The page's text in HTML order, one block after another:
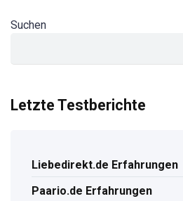
Suchen
Letzte Testberichte
Liebedirekt.de Erfahrungen
Paario.de Erfahrungen